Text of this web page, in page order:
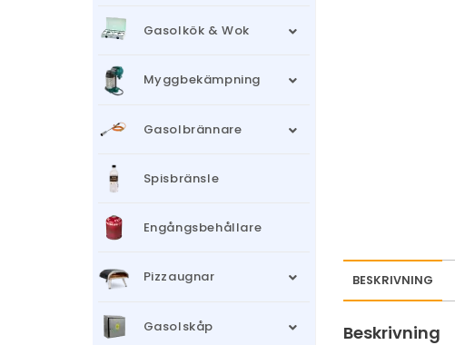
BESKRIVNING
Beskrivning
Gasolkök & Wok
Myggbekämpning
Gasolbrännare
Spisbränsle
Engångsbehållare
Pizzaugnar
Gasolskåp